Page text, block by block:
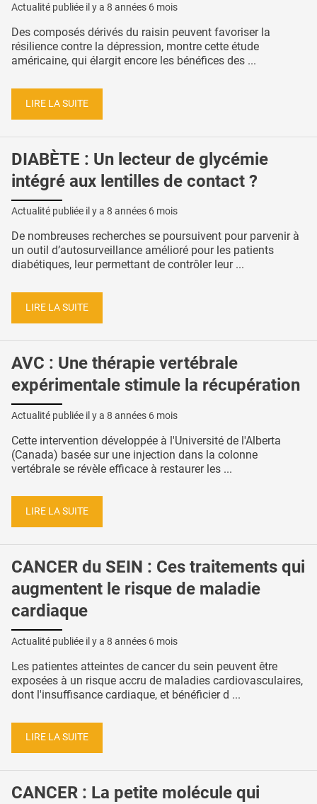
Actualité publiée il y a 8 années 6 mois
Des composés dérivés du raisin peuvent favoriser la
résilience contre la dépression, montre cette étude
américaine, qui élargit encore les bénéfices des ...
LIRE LA SUITE
DIABÈTE : Un lecteur de glycémie
intégré aux lentilles de contact ?
Actualité publiée il y a 8 années 6 mois
De nombreuses recherches se poursuivent pour parvenir à
un outil d’autosurveillance amélioré pour les patients
diabétiques, leur permettant de contrôler leur ...
LIRE LA SUITE
AVC : Une thérapie vertébrale
expérimentale stimule la récupération
Actualité publiée il y a 8 années 6 mois
Cette intervention développée à l'Université de l'Alberta
(Canada) basée sur une injection dans la colonne
vertébrale se révèle efficace à restaurer les ...
LIRE LA SUITE
CANCER du SEIN : Ces traitements qui
augmentent le risque de maladie
cardiaque
Actualité publiée il y a 8 années 6 mois
Les patientes atteintes de cancer du sein peuvent être
exposées à un risque accru de maladies cardiovasculaires,
dont l'insuffisance cardiaque, et bénéficier d ...
LIRE LA SUITE
CANCER : La petite molécule qui